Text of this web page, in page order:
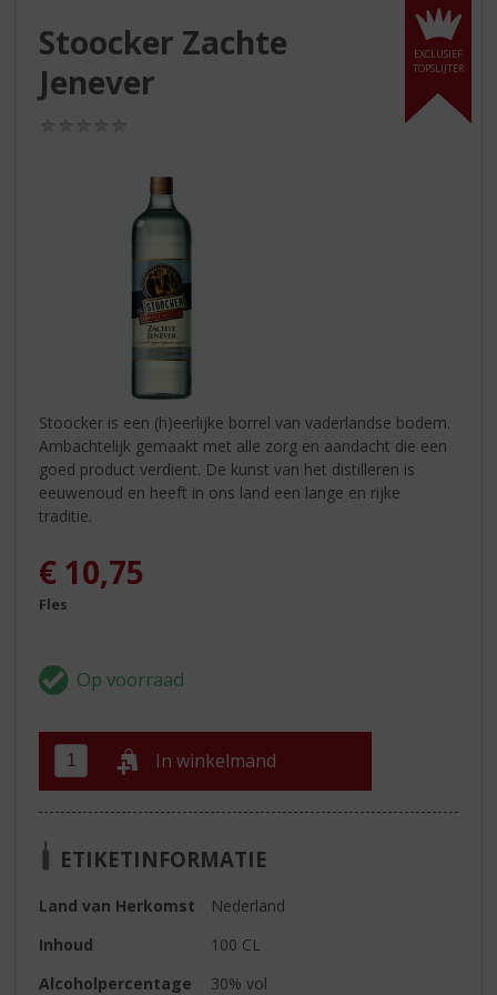
EXCLUSIEF
TOPSLIJTER
Stoocker Zachte
Jenever
Stoocker is een (h)eerlijke borrel van vaderlandse bodem.
Ambachtelijk gemaakt met alle zorg en aandacht die een
goed product verdient. De kunst van het distilleren is
eeuwenoud en heeft in ons land een lange en rijke
traditie.
€ 10,75
Fles
In winkelmand
ETIKETINFORMATIE
Land van Herkomst
Nederland
Inhoud
100 CL
Alcoholpercentage
30% vol